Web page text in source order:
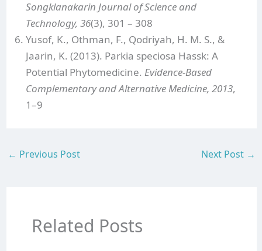
Songklanakarin Journal of Science and
Technology, 36(3), 301 – 308
Yusof, K., Othman, F., Qodriyah, H. M. S., &
Jaarin, K. (2013). Parkia speciosa Hassk: A
Potential Phytomedicine.Evidence-Based
Complementary and Alternative Medicine, 2013,
1–9
← Previous Post Next Post →
Related Posts